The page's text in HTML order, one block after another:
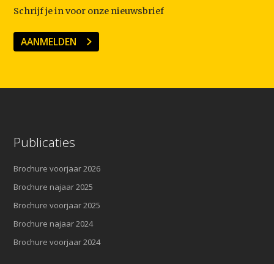
Schrijf je in voor onze nieuwsbrief
AANMELDEN
Publicaties
Brochure voorjaar 2026
Brochure najaar 2025
Brochure voorjaar 2025
Brochure najaar 2024
Brochure voorjaar 2024